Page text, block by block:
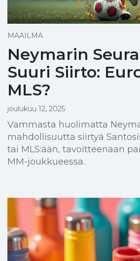
MAAILMA
Neymarin
Suuri Siirto:
MLS?
joulukuu 12, 2025
Vammasta huolimatta
mahdollisuutta siirtyä
tai MLS:ään, tavoitteenaan
MM-joukkueessa.